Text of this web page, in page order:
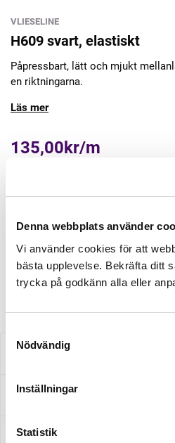
Denna webbplats använder
Vi använder cookies för att
bästa upplevelse. Bekräfta ditt
trycka på godkänn alla eller
Nödvändig
Inställningar
Statistik
VLIESELINE
H609 svart, elastiskt
Påpressbart, lätt och mjukt
en riktningarna.
Läs mer
135,00kr/m
Finns i lager
Minsta beställning: 0.5 m
Artikelnr: H609XZX151706
Specifikation
Fråga om produkt